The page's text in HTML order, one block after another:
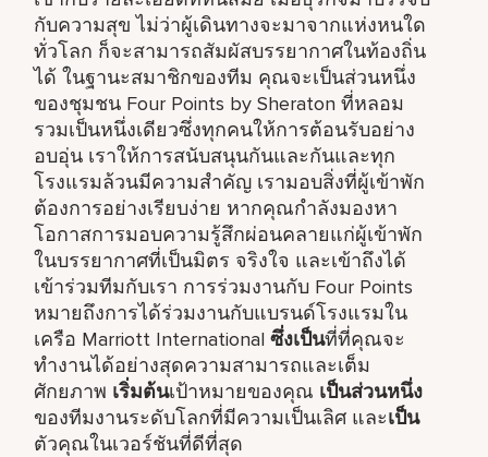
กับความสุข ไม่ว่าผู้เดินทางจะมาจากแห่งหนใด
ทั่วโลก ก็จะสามารถสัมผัสบรรยากาศในท้องถิ่น
ได้ ในฐานะสมาชิกของทีม คุณจะเป็นส่วนหนึ่ง
ของชุมชน Four Points by Sheraton ที่หลอม
รวมเป็นหนึ่งเดียวซึ่งทุกคนให้การต้อนรับอย่าง
อบอุ่น เราให้การสนับสนุนกันและกันและทุก
โรงแรมล้วนมีความสำคัญ เรามอบสิ่งที่ผู้เข้าพัก
ต้องการอย่างเรียบง่าย หากคุณกำลังมองหา
โอกาสการมอบความรู้สึกผ่อนคลายแก่ผู้เข้าพัก
ในบรรยากาศที่เป็นมิตร จริงใจ และเข้าถึงได้
เข้าร่วมทีมกับเรา การร่วมงานกับ Four Points
หมายถึงการได้ร่วมงานกับแบรนด์โรงแรมใน
เครือ Marriott Internationalซึ่งเป็นที่ที่คุณจะ
ทำงานได้อย่างสุดความสามารถและเต็ม
ศักยภาพ เริ่มต้นเป้าหมายของคุณ เป็นส่วนหนึ่ง
ของทีมงานระดับโลกที่มีความเป็นเลิศ และเป็น
ตัวคุณในเวอร์ชันที่ดีที่สุด